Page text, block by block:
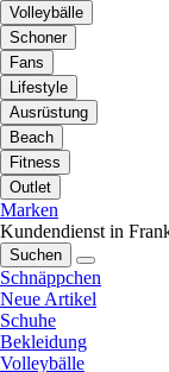
Volleybälle
Schoner
Fans
Lifestyle
Ausrüstung
Beach
Fitness
Outlet
Marken
Kundendienst in
Suchen
Schnäppchen
Neue Artikel
Schuhe
Bekleidung
Volleybälle